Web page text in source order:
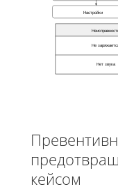
Настройки
Не
Нет звука
кейсом